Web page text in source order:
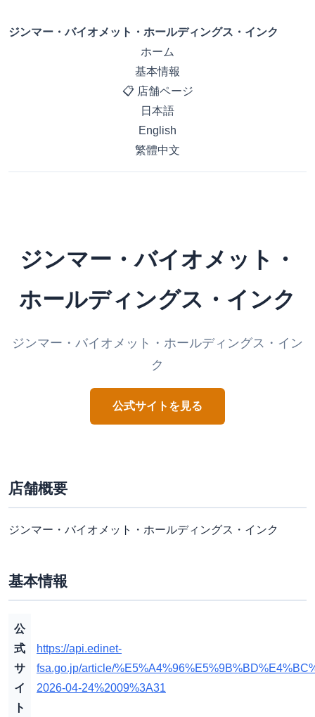
ジンマー・バイオメット・ホールディングス・インク
ホーム
基本情報
📋 店舗ページ
日本語
English
繁體中文
ジンマー・バイオメット・
ホールディングス・インク
ジンマー・バイオメット・ホールディングス・イン
ク
公式サイトを見る
店舗概要
ジンマー・バイオメット・ホールディングス・インク
基本情報
公
式
サ
イ
ト
https://api.edinet-
fsa.go.jp/article/
2026-04-24%2009%3A31